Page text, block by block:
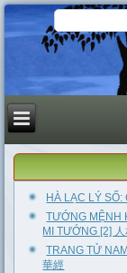
HÀ LẠC LÝ
TƯỚNG MỆNH
MI TƯỚNG [2]
TRANG TỬ
華經